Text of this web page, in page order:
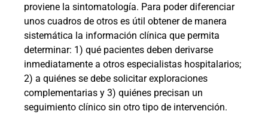
proviene la sintomatología. Para poder diferenciar
unos cuadros de otros es útil obtener de manera
sistemática la información clínica que permita
determinar: 1) qué pacientes deben derivarse
inmediatamente a otros especialistas hospitalarios;
2) a quiénes se debe solicitar exploraciones
complementarias y 3) quiénes precisan un
seguimiento clínico sin otro tipo de intervención.